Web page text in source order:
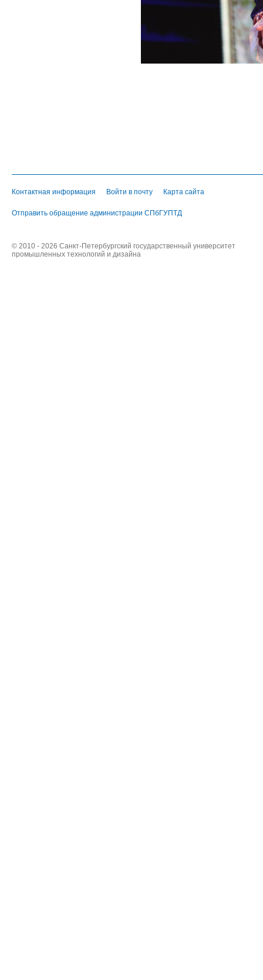
Контактная информация Войти в почту Карта сайта
Отправить обращение администрации СПбГУПТД
© 2010 - 2026 Санкт-Петербургский государственный университет
промышленных технологий и дизайна